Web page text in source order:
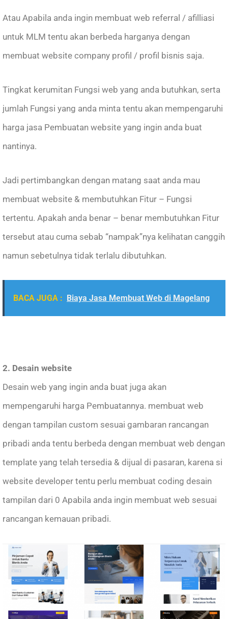
Atau Apabila anda ingin membuat web referral / afilliasi
untuk MLM tentu akan berbeda harganya dengan
membuat website company profil / profil bisnis saja.
Tingkat kerumitan Fungsi web yang anda butuhkan, serta
jumlah Fungsi yang anda minta tentu akan mempengaruhi
harga jasa Pembuatan website yang ingin anda buat
nantinya.
Jadi pertimbangkan dengan matang saat anda mau
membuat website & membutuhkan Fitur – Fungsi
tertentu. Apakah anda benar – benar membutuhkan Fitur
tersebut atau cuma sebab “nampak”nya kelihatan canggih
namun sebetulnya tidak terlalu dibutuhkan.
BACA JUGA : Biaya Jasa Membuat Web di Magelang
2. Desain website
Desain web yang ingin anda buat juga akan
mempengaruhi harga Pembuatannya. membuat web
dengan tampilan custom sesuai gambaran rancangan
pribadi anda tentu berbeda dengan membuat web dengan
template yang telah tersedia & dijual di pasaran, karena si
website developer tentu perlu membuat coding desain
tampilan dari 0 Apabila anda ingin membuat web sesuai
rancangan kemauan pribadi.